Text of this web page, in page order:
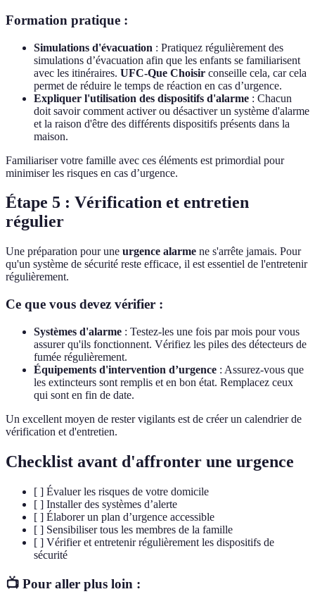
Formation pratique :
Simulations d'évacuation : Pratiquez régulièrement des
simulations d’évacuation afin que les enfants se familiarisent
avec les itinéraires. UFC-Que Choisir conseille cela, car cela
permet de réduire le temps de réaction en cas d’urgence.
Expliquer l'utilisation des dispositifs d'alarme : Chacun
doit savoir comment activer ou désactiver un système d'alarme
et la raison d'être des différents dispositifs présents dans la
maison.
Familiariser votre famille avec ces éléments est primordial pour
minimiser les risques en cas d’urgence.
Étape 5 : Vérification et entretien
régulier
Une préparation pour une urgence alarme ne s'arrête jamais. Pour
qu'un système de sécurité reste efficace, il est essentiel de l'entretenir
régulièrement.
Ce que vous devez vérifier :
Systèmes d'alarme : Testez-les une fois par mois pour vous
assurer qu'ils fonctionnent. Vérifiez les piles des détecteurs de
fumée régulièrement.
Équipements d'intervention d’urgence : Assurez-vous que
les extincteurs sont remplis et en bon état. Remplacez ceux
qui sont en fin de date.
Un excellent moyen de rester vigilants est de créer un calendrier de
vérification et d'entretien.
Checklist avant d'affronter une urgence
[ ] Évaluer les risques de votre domicile
[ ] Installer des systèmes d’alerte
[ ] Élaborer un plan d’urgence accessible
[ ] Sensibiliser tous les membres de la famille
[ ] Vérifier et entretenir régulièrement les dispositifs de
sécurité
📺 Pour aller plus loin :